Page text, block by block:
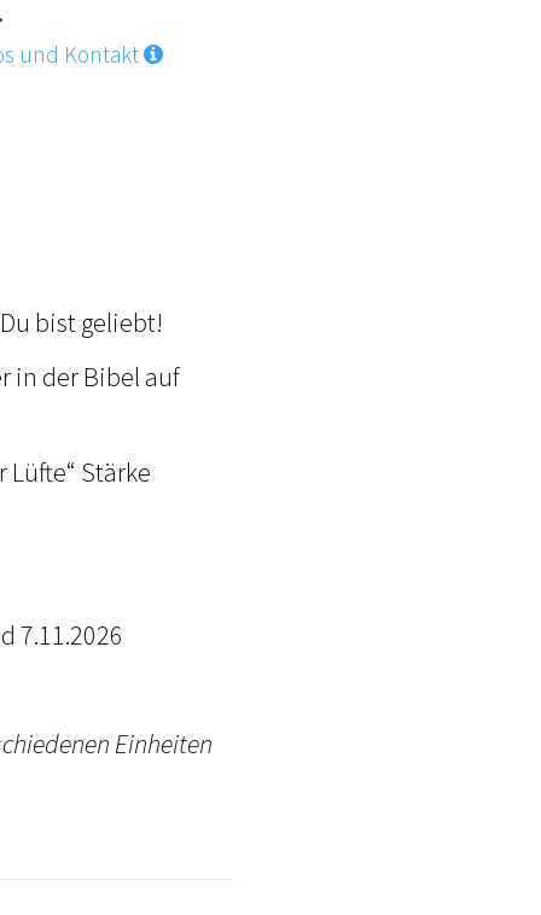
und Kontakt
bist geliebt!
in der Bibel auf
Stärke
7.11.2026
Einheiten